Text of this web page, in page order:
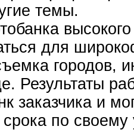
темы.
для
городов,
Результаты
заказчика и
срока по